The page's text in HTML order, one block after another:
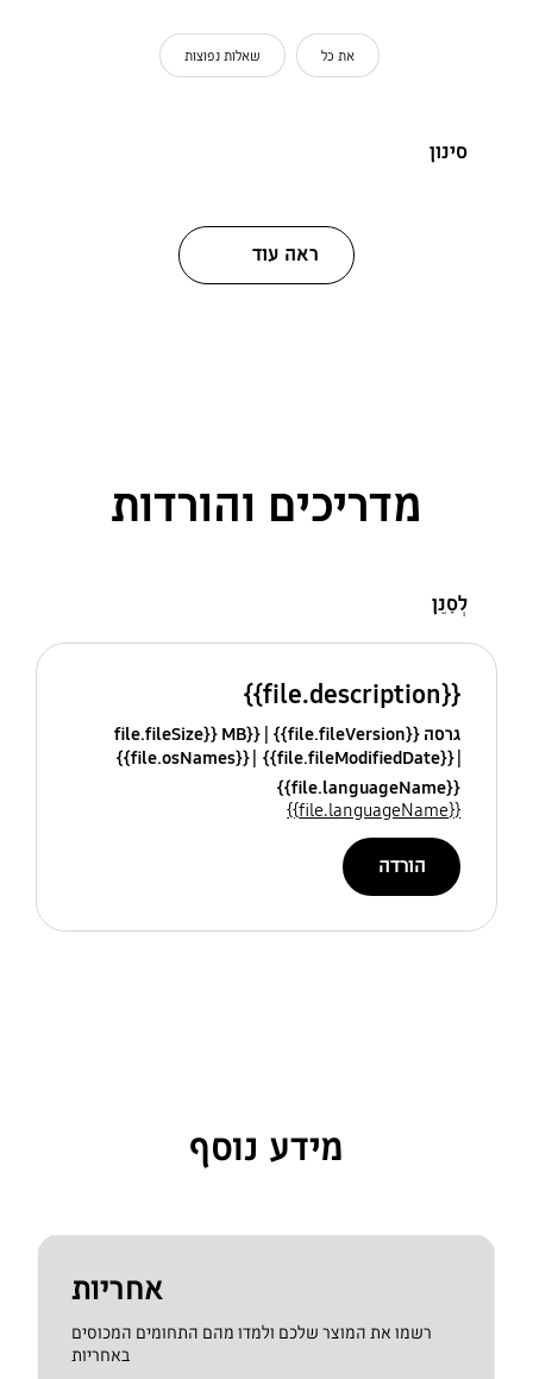
את כל שאלות נפוצות
סינון
ראה עוד
מדריכים והורדות
לְסַנֵן
{{file.description}}
גרסה {{file.fileVersion}}
{{file.fileSize}} MB
{{file.fileModifiedDate}}
{{file.osNames}}
{{file.languageName}}
{{file.languageName}}
הורדה
מידע נוסף
אחריות
רשמו את המוצר שלכם ולמדו מהם התחומים המכוסים
באחריות